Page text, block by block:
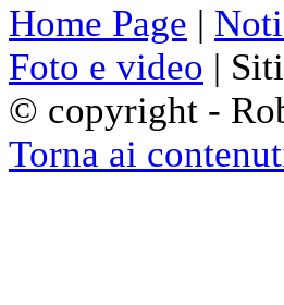
Home Page |
Foto e video |
© copyright -
Torna ai